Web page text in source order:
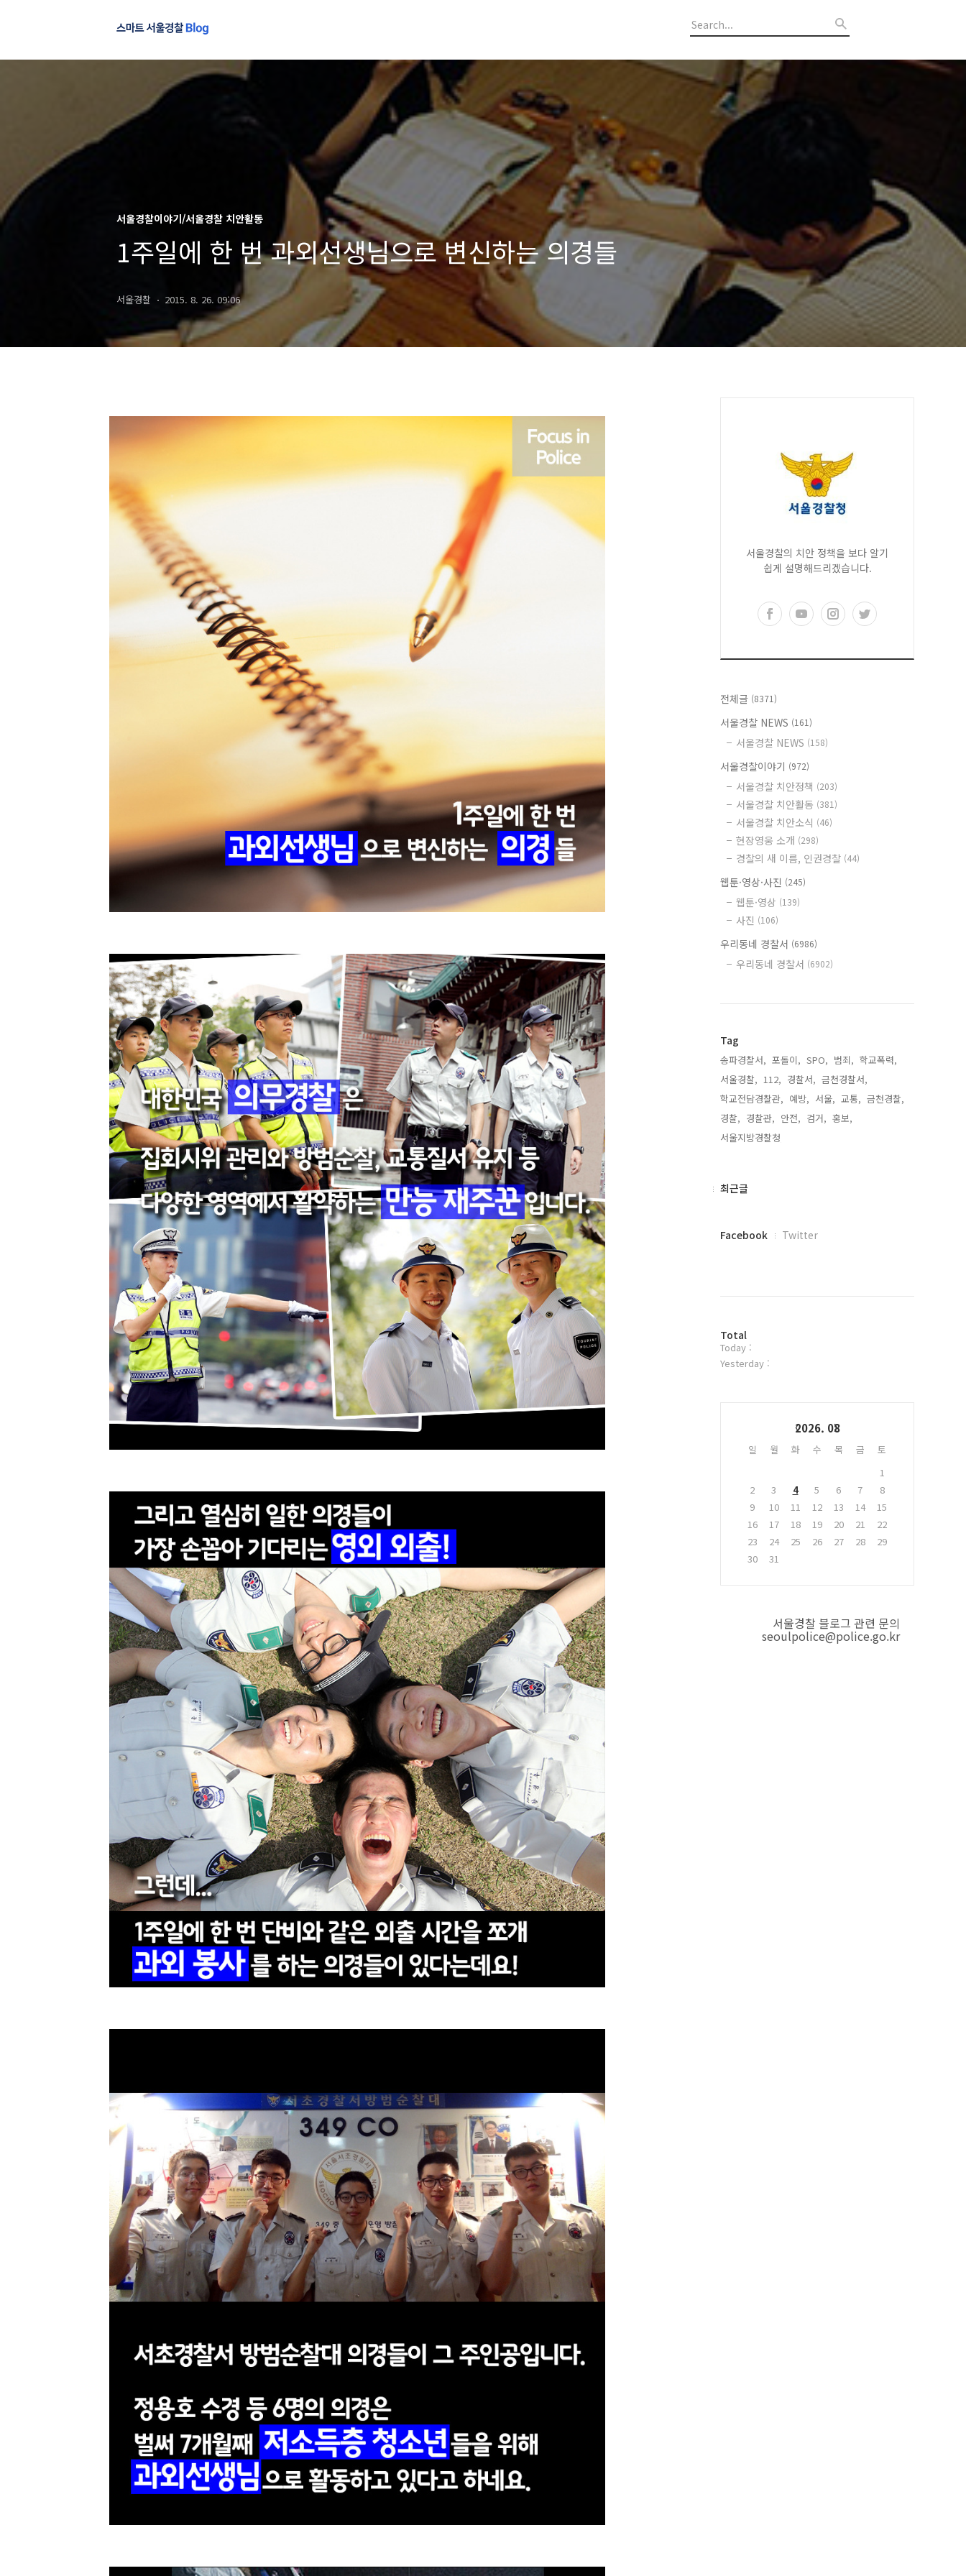
서울경찰이야기/서울경찰 치안활동
1주일에 한 번 과외선생님으로 변신하는 의경들
서울경찰 2015. 8. 26. 09:06
서울경찰의 치안 정책을 보다 알기
쉽게 설명해드리겠습니다.
전체글 (8371)
서울경찰 NEWS (161)
서울경찰 NEWS (158)
서울경찰이야기 (972)
서울경찰 치안정책 (203)
서울경찰 치안활동 (381)
서울경찰 치안소식 (46)
현장영웅 소개 (298)
경찰의 새 이름, 인권경찰 (44)
웹툰·영상·사진 (245)
웹툰·영상 (139)
사진 (106)
우리동네 경찰서 (6986)
우리동네 경찰서 (6902)
Tag
송파경찰서, 포돌이, SPO, 범죄, 학교폭력,
서울경찰, 112, 경찰서, 금천경찰서,
학교전담경찰관, 예방, 서울, 교통, 금천경찰,
경찰, 경찰관, 안전, 검거, 홍보,
서울지방경찰청,
최
최근글
페
플
러
그
Facebook Twitter
방
문
자
Total
Today :
Yesterday :
2026. 08
일 월 화 수 목 금
토
1
2
3 4 5 6 7
8
9
10 11 12 13 14
15
16
17 18 19 20 21
22
23
24 25 26 27 28
29
30
31
서울경찰 블로그 관련 문의
seoulpolice@police.go.kr